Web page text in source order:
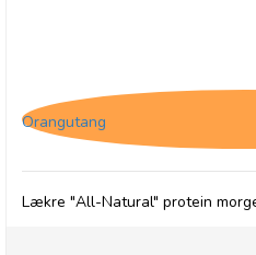
Orangutang
Lækre "All-Natural" protein